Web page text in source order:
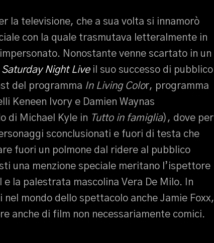
la televisione, che a sua volta si innamorò
con la quale trasmutava letteralmente in
Nonostante venne scartato in un
Saturday Night Liveil suo successo di pubblico
del programma In Living Color, programma
Keneen Ivory e Damien Waynas
di Michael Kyle in Tutto in famiglia), dove per
sconclusionati e fuori di testa che
fuori un polmone dal ridere al pubblico
una menzione speciale meritano l’ispettore
la palestrata mascolina Vera De Milo. In
mondo dello spettacolo anche Jamie Foxx,
anche di film non necessariamente comici.